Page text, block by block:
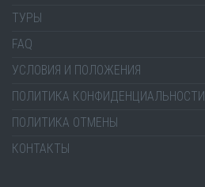
ТУРЫ
FAQ
УСЛОВИЯ И ПОЛОЖЕНИЯ
ПОЛИТИКА КОНФИДЕНЦИАЛЬНОСТИ
ПОЛИТИКА ОТМЕНЫ
КОНТАКТЫ